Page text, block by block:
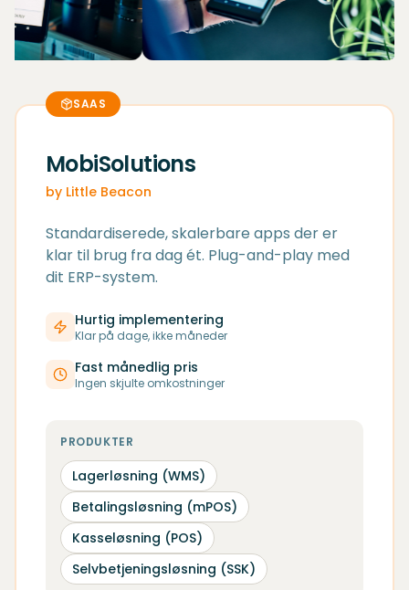
SAAS
MobiSolutions
by Little Beacon
Standardiserede, skalerbare apps der er
klar til brug fra dag ét. Plug-and-play med
dit ERP-system.
Hurtig implementering
Klar på dage, ikke måneder
Fast månedlig pris
Ingen skjulte omkostninger
PRODUKTER
Lagerløsning (WMS)
Betalingsløsning (mPOS)
Kasseløsning (POS)
Selvbetjeningsløsning (SSK)